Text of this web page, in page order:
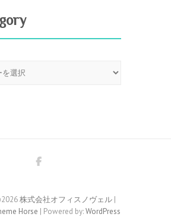
株式会社オフィスノヴェル|
Horse | Powered by:WordPress